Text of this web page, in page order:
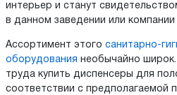
интерьер и станут
в данном заведении или компании
Ассортимент этого санитарно-
оборудования необычайно
труда купить диспенсеры для
соответствии с предполагаемой